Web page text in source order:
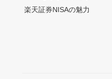
楽天証券NISAの魅力